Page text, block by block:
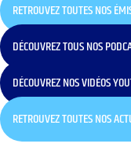
RETROUVEZ TOUTES NOS
DÉCOUVREZ TOUS NOS
DÉCOUVREZ NOS VIDÉOS
RETROUVEZ TOUTES NOS